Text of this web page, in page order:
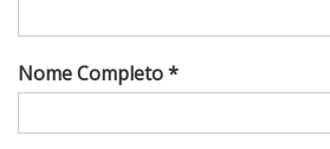
Nome Completo *